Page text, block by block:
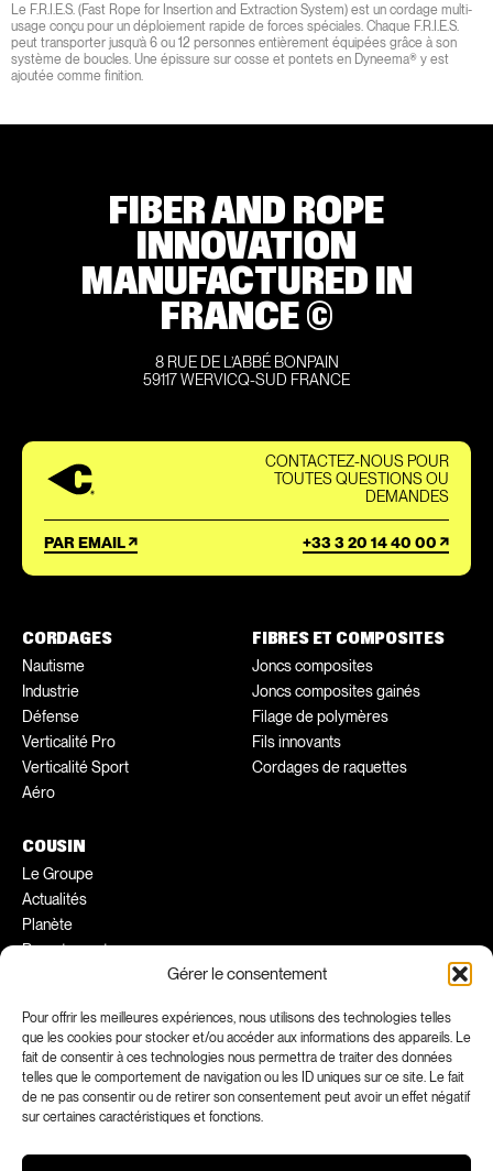
Gérer le consentement
Pour offrir les meilleures expériences, nous utilisons des technologies telles
que les cookies pour stocker et/ou accéder aux informations des appareils. Le
fait de consentir à ces technologies nous permettra de traiter des données
telles que le comportement de navigation ou les ID uniques sur ce site. Le fait
de ne pas consentir ou de retirer son consentement peut avoir un effet négatif
sur certaines caractéristiques et fonctions.
Le F.R.I.E.S. (Fast Rope for Insertion and Extraction System) est un cordage multi-
usage conçu pour un déploiement rapide de forces spéciales. Chaque F.R.I.E.S.
peut transporter jusqu’à 6 ou 12 personnes entièrement équipées grâce à son
système de boucles. Une épissure sur cosse et pontets en Dyneema® y est
ajoutée comme finition.
FIBER AND ROPE
INNOVATION
MANUFACTURED IN
FRANCE ©
8 RUE DE L’ABBÉ BONPAIN
59117 WERVICQ-SUD FRANCE
CONTACTEZ-NOUS POUR
TOUTES QUESTIONS OU
DEMANDES
PAR EMAIL +33 3 20 14 40 00
CORDAGES
Nautisme
Industrie
Défense
Verticalité Pro
Verticalité Sport
Aéro
FIBRES ET COMPOSITES
Joncs composites
Joncs composites gainés
Filage de polymères
Fils innovants
Cordages de raquettes
COUSIN
Le Groupe
Actualités
Planète
Recrutement
FACEBOOK INSTAGRAM
LINKEDIN YOUTUBE